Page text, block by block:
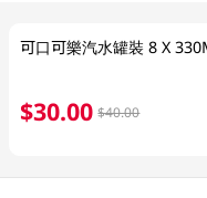
$30.00 $40.00